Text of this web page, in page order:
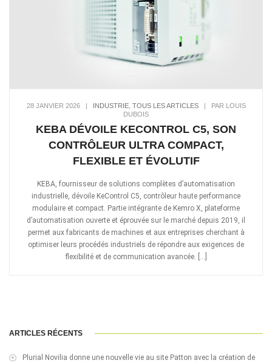
28 JANVIER 2026| INDUSTRIE, TOUS LES ARTICLES|
PAR LOUIS
DUBOIS
KEBA DÉVOILE KECONTROL C5, SON
CONTRÔLEUR ULTRA COMPACT,
FLEXIBLE ET ÉVOLUTIF
KEBA, fournisseur de solutions complètes d’automatisation
industrielle, dévoile KeControl C5, contrôleur haute performance
modulaire et compact. Partie intégrante de Kemro X, plateforme
d’automatisation ouverte et éprouvée sur le marché depuis 2019, il
permet aux fabricants de machines et aux entreprises cherchant à
optimiser leurs procédés industriels de répondre aux exigences de
flexibilité et de communication avancée. […]
ARTICLES RÉCENTS
Plurial Novilia donne une nouvelle vie au site Patton avec la création de